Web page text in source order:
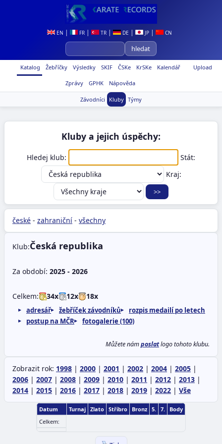
EN | FR | TR | DE | JP | CN
Upload
Katalog Žebříčky Výsledky SKIF ČSKe KrSKe Kalendář
Zprávy GPHK Nápověda
Závodníci Kluby Týmy
Kluby a jejich úspěchy:
Hledej klub:
Stát:
Kraj:
české - zahraniční - všechny
Klub:Česká republika
Za období: 2025 - 2026
Celkem: 34x 12x 18x
adresář žebříček závodníků
rozpis medailí po letech
postup na MČR
fotogalerie (100)
Můžete námposlatlogo tohoto klubu.
Zobrazit rok: 1998 | 2000 | 2001 | 2002 | 2004 | 2005 |
2006 | 2007 | 2008 | 2009 | 2010 | 2011 | 2012 | 2013 |
2014 | 2015 | 2016 | 2017 | 2018 | 2019 | 2022 | Vše
Datum Turnaj Zlato Stříbro Bronz 5. 7.
Body
Celkem: